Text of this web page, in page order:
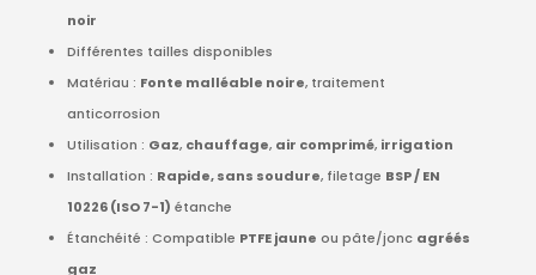
noir
Différentes tailles disponibles
Matériau : Fonte malléable noire, traitement
anticorrosion
Utilisation : Gaz, chauffage, air comprimé, irrigation
Installation : Rapide, sans soudure, filetage BSP / EN
10226 (ISO 7-1) étanche
Étanchéité : Compatible PTFE jaune ou pâte/jonc agréés
gaz